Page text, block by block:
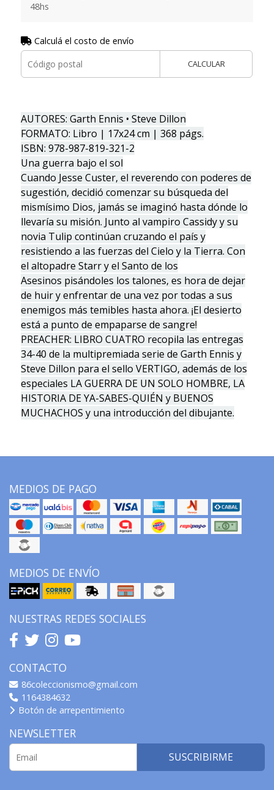
48hs
Calculá el costo de envío
CALCULAR
AUTORES: Garth Ennis • Steve Dillon
FORMATO: Libro | 17x24 cm | 368 págs.
ISBN: 978-987-819-321-2
Una guerra bajo el sol
Cuando Jesse Custer, el reverendo con poderes de
sugestión, decidió comenzar su búsqueda del
mismísimo Dios, jamás se imaginó hasta dónde lo
llevaría su misión. Junto al vampiro Cassidy y su
novia Tulip continúan cruzando el país y
resistiendo a las fuerzas del Cielo y la Tierra. Con
el altopadre Starr y el Santo de los
Asesinos pisándoles los talones, es hora de dejar
de huir y enfrentar de una vez por todas a sus
enemigos más temibles hasta ahora. ¡El desierto
está a punto de empaparse de sangre!
PREACHER: LIBRO CUATRO recopila las entregas
34-40 de la multipremiada serie de Garth Ennis y
Steve Dillon para el sello VERTIGO, además de los
especiales LA GUERRA DE UN SOLO HOMBRE, LA
HISTORIA DE YA-SABES-QUIÉN y BUENOS
MUCHACHOS y una introducción del dibujante.
MEDIOS DE PAGO
MEDIOS DE ENVÍO
NUESTRAS REDES SOCIALES
CONTACTO
86coleccionismo@gmail.com
1164384632
Botón de arrepentimiento
NEWSLETTER
SUSCRIBIRME